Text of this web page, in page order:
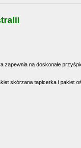
zapewnia na doskonałe
skórzana tapicerka i pakiet